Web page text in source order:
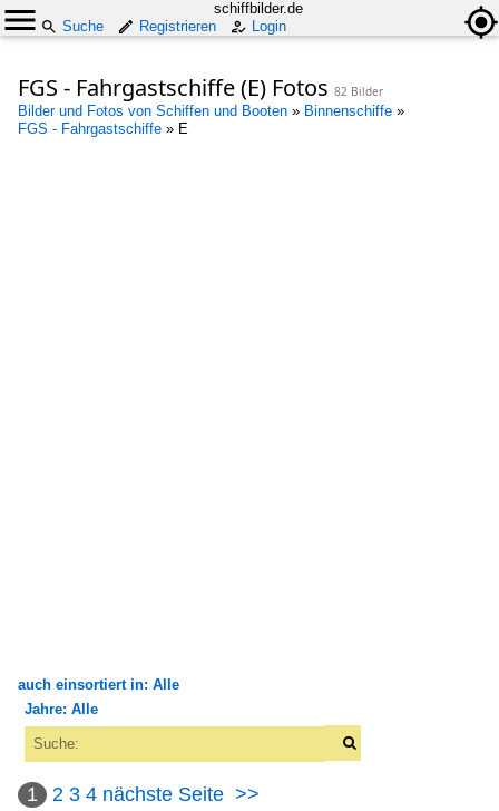
schiffbilder.de
Suche
Registrieren Login
FGS - Fahrgastschiffe (E) Fotos 82 Bilder
Bilder und Fotos von Schiffen und Booten » Binnenschiffe »
FGS - Fahrgastschiffe » E
auch einsortiert in: Alle
Alle Kategorien
Binnenhäfen
Jahre: Alle
1 2 3 4 nächste Seite >>